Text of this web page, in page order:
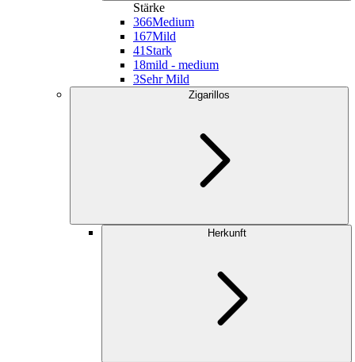
Stärke
366Medium
167Mild
41 Stark
18mild - medium
3Sehr Mild
Zigarillos
Herkunft